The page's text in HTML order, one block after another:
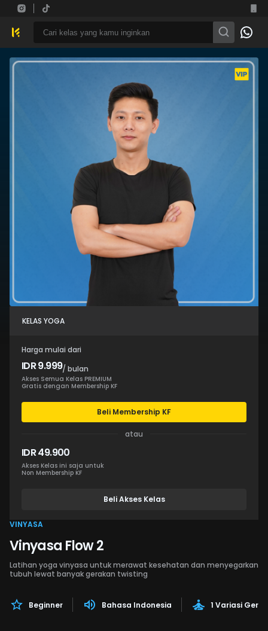
KELAS YOGA
Harga mulai dari
IDR 9.999/ bulan
Akses Semua Kelas PREMIUM
Gratis dengan Membership KF
Beli Membership KF
atau
IDR 49.900
Akses Kelas ini saja untuk
Non Membership KF
Beli Akses Kelas
VINYASA
Vinyasa Flow 2
Latihan yoga vinyasa untuk merawat kesehatan dan menyegarkan
tubuh lewat banyak gerakan twisting
Beginner Bahasa Indonesia 1 Variasi